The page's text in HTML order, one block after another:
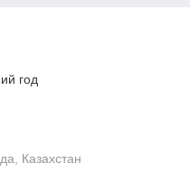
год
Казахстан